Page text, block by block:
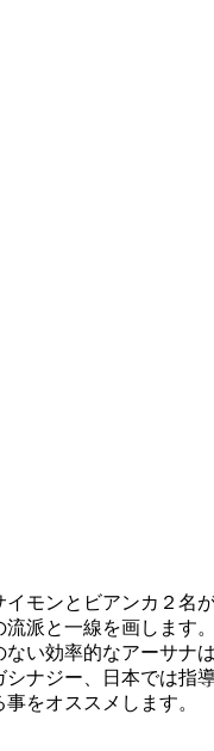
モンとビアンカ２名
派と一線を画します。
い効率的なアーサナ
ナジー、日本では指
をオススメします。